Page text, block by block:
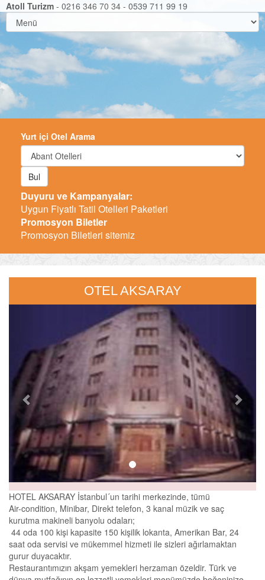
Atoll Turizm - 0216 346 70 34 - 0539 711 99 19
Yurt içi Otel Arama
Bul
Duyuru ve Kampanyalar:
Uygun Fiyatlı Tatil Otelleri Paketleri
Promosyon Biletler
Promosyon Biletleri sitemiz
OTEL AKSARAY
HOTEL AKSARAY İstanbul´un tarihi merkezinde, tümü
Air-condition, Minibar, Direkt telefon, 3 kanal müzik ve saç
kurutma makineli banyolu odaları;
44 oda 100 kişi kapasite 150 kişilik lokanta, Amerikan Bar, 24
saat oda servisi ve mükemmel hizmeti ile sizleri ağırlamaktan
gurur duyacaktır.
Restaurantımızın akşam yemekleri herzaman özeldir. Türk ve